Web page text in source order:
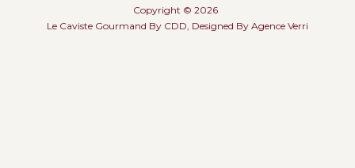
Copyright © 2026
Le Caviste Gourmand By CDD, Designed By Agence Verri